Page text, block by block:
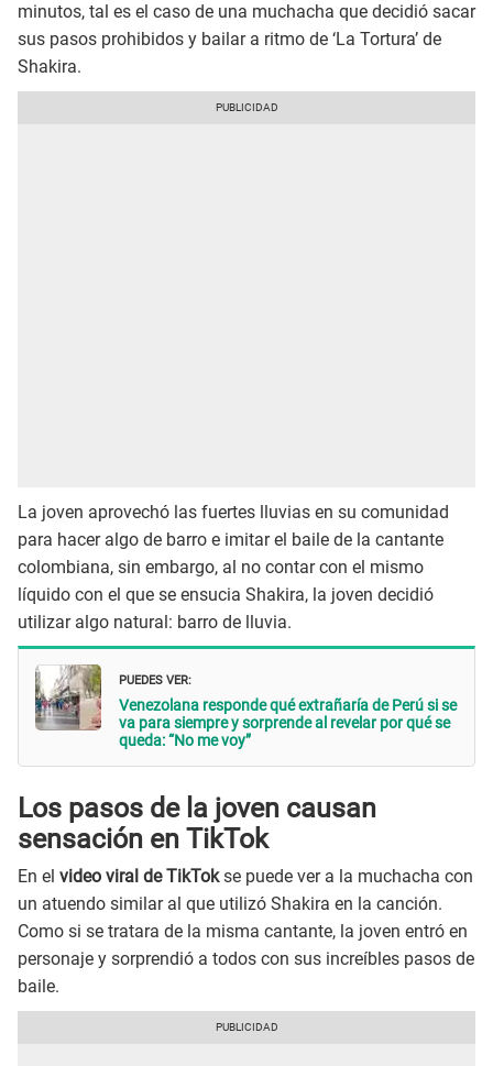
minutos, tal es el caso de una muchacha que decidió sacar
sus pasos prohibidos y bailar a ritmo de ‘La Tortura’ de
Shakira.
La joven aprovechó las fuertes lluvias en su comunidad
para hacer algo de barro e imitar el baile de la cantante
colombiana, sin embargo, al no contar con el mismo
líquido con el que se ensucia Shakira, la joven decidió
utilizar algo natural: barro de lluvia.
PUEDES VER:
Venezolana responde qué extrañaría de Perú si se
va para siempre y sorprende al revelar por qué se
queda: “No me voy”
Los pasos de la joven causan
sensación en TikTok
En el video viral de TikTokse puede ver a la muchacha con
un atuendo similar al que utilizó Shakira en la canción.
Como si se tratara de la misma cantante, la joven entró en
personaje y sorprendió a todos con sus increíbles pasos de
baile.